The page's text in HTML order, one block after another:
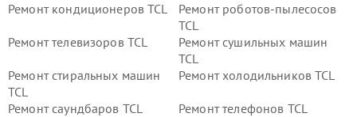
Ремонт кондиционеров TCL
Ремонт роботов-пылесосов
TCL
Ремонт телевизоров TCL
Ремонт сушильных машин
TCL
Ремонт стиральных машин
TCL
Ремонт холодильников TCL
Ремонт саундбаров TCL Ремонт телефонов TCL